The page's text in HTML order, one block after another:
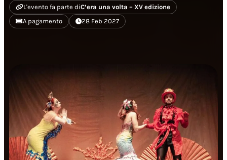
L'evento fa parte diC’era una volta – XV edizione
A pagamento
28 Feb 2027